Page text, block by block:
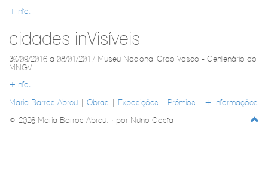
+Info.
cidades inVisíveis
30/09/2016 a 08/01/2017 Museu Nacional Grão Vasco - Centenário do
MNGV
+Info.
Maria Barros Abreu | Obras | Exposições | Prémios | + Informações
© 2026 Maria Barros Abreu. · por Nuno Costa